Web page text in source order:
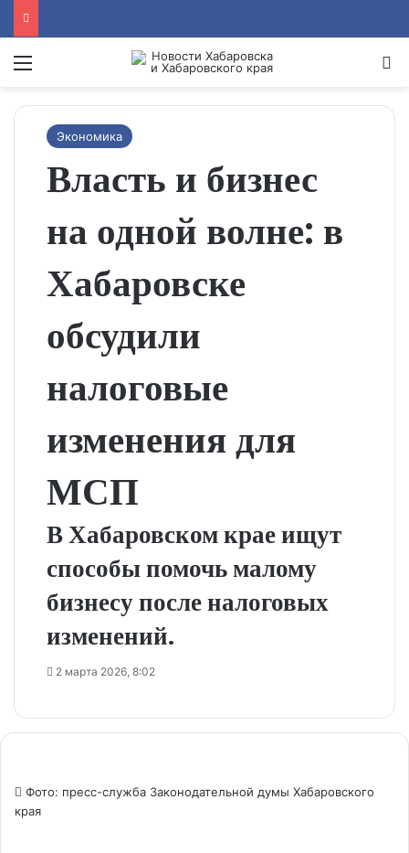
Menu
Экономика
Власть и бизнес
на одной волне: в
Хабаровске
обсудили
налоговые
изменения для
МСП
В Хабаровском крае ищут
способы помочь малому
бизнесу после налоговых
изменений.
2 марта 2026, 8:02
Фото: пресс-служба Законодательной думы Хабаровского
края